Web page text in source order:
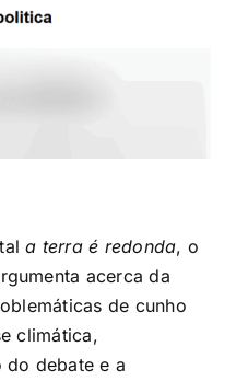
a terra é redonda, o
acerca da
de cunho
climática,
debate e a